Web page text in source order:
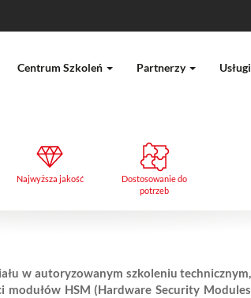
Centrum Szkoleń Partnerzy Usługi
Najwyższa jakość
Dostosowanie do
potrzeb
w autoryzowanym szkoleniu
HSM (Hardware Security